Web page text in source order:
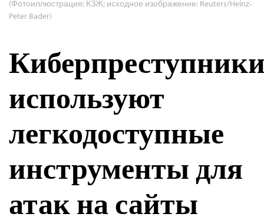
(Фотоиллюстрация: КЗЖ; исходное изображение: Reuters/Heinz-
Peter Bader)
используют
легкодоступные
инструменты для